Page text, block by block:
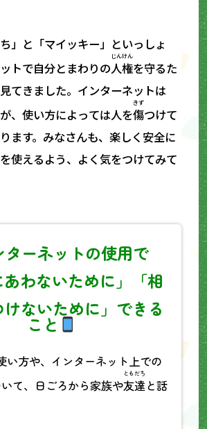
」と「マイッキー」といっしょ
トで自分とまわりの人権
じんけん
を守るた
てきました。インターネットは
、使い方によっては人を傷
きず
つけて
ます。みなさんも、楽しく安全に
使えるよう、よく気をつけてみて
ターネットの使用で
あわないために」「相
けないために」できる
こと
い方や、インターネット上での
て、日ごろから家族や友達
ともだち
と話